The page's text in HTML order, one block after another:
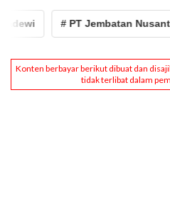
# PT Jembatan Nusantara